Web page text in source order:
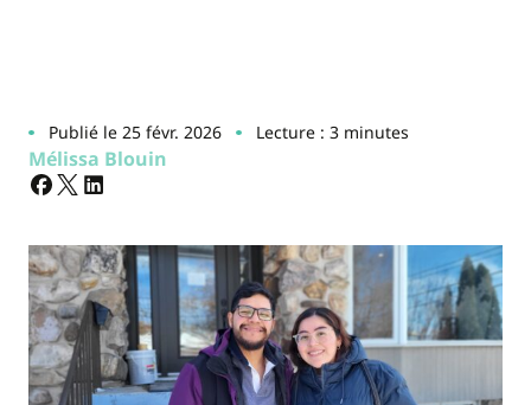
Publié le 25 févr. 2026 Lecture : 3 minutes
Mélissa Blouin